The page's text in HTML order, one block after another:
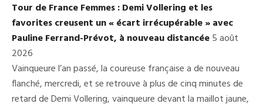
Tour de France Femmes : Demi Vollering et les
favorites creusent un « écart irrécupérable » avec
Pauline Ferrand-Prévot, à nouveau distancée5 août
2026
Vainqueure l’an passé, la coureuse française a de nouveau
flanché, mercredi, et se retrouve à plus de cinq minutes de
retard de Demi Vollering, vainqueure devant la maillot jaune,